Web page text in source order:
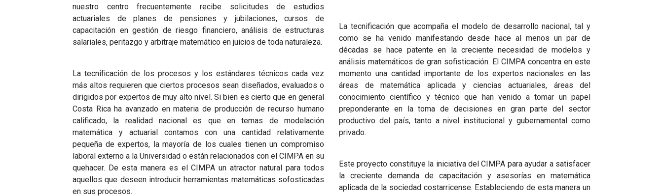
nuestro centro frecuentemente recibe solicitudes de estudios
actuariales de planes de pensiones y jubilaciones, cursos de
capacitación en gestión de riesgo financiero, análisis de estructuras
salariales, peritazgo y arbitraje matemático en juicios de toda naturaleza.
La tecnificación de los procesos y los estándares técnicos cada vez
más altos requieren que ciertos procesos sean diseñados, evaluados o
dirigidos por expertos de muy alto nivel. Si bien es cierto que en general
Costa Rica ha avanzado en materia de producción de recurso humano
calificado, la realidad nacional es que en temas de modelación
matemática y actuarial contamos con una cantidad relativamente
pequeña de expertos, la mayoría de los cuales tienen un compromiso
laboral externo a la Universidad o están relacionados con el CIMPA en su
quehacer. De esta manera es el CIMPA un atractor natural para todos
aquellos que deseen introducir herramientas matemáticas sofosticadas
en sus procesos.
La tecnificación que acompaña el modelo de desarrollo nacional, tal y
como se ha venido manifestando desde hace al menos un par de
décadas se hace patente en la creciente necesidad de modelos y
análisis matemáticos de gran sofisticación. El CIMPA concentra en este
momento una cantidad importante de los expertos nacionales en las
áreas de matemática aplicada y ciencias actuariales, áreas del
conocimiento científico y técnico que han venido a tomar un papel
preponderante en la toma de decisiones en gran parte del sector
productivo del país, tanto a nivel institucional y gubernamental como
privado.
Este proyecto constituye la iniciativa del CIMPA para ayudar a satisfacer
la creciente demanda de capacitación y asesorías en matemática
aplicada de la sociedad costarricense. Estableciendo de esta manera un